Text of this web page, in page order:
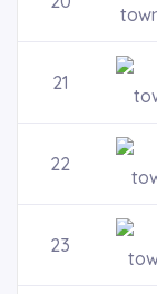
21
22
23